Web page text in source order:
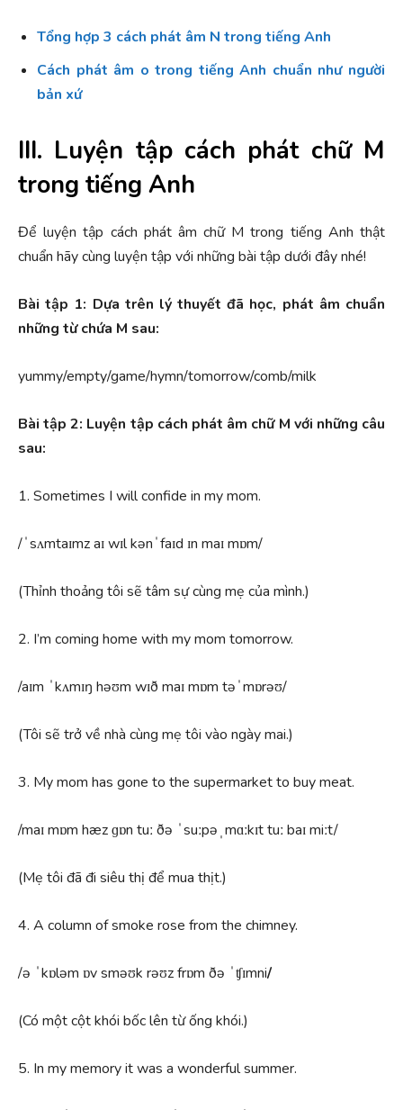
Tổng hợp 3 cách phát âm N trong tiếng Anh
Cách phát âm otrong tiếng Anh chuẩn như người
bản xứ
III. Luyện tập cách phát chữ M
trong tiếng Anh
Để luyện tập cách phát âm chữ M trong tiếng Anh thật
chuẩn hãy cùng luyện tập với những bài tập dưới đây nhé!
Bài tập 1: Dựa trên lý thuyết đã học, phát âm chuẩn
những từ chứa M sau:
yummy/empty/game/hymn/tomorrow/comb/milk
Bài tập 2: Luyện tập cách phát âm chữ M với những câu
sau:
1. Sometimes I will confide in my mom.
/ˈsʌmtaɪmz aɪ wɪl kənˈfaɪd ɪn maɪ mɒm/
(Thỉnh thoảng tôi sẽ tâm sự cùng mẹ của mình.)
2. I’m coming home with my mom tomorrow.
/aɪm ˈkʌmɪŋ həʊm wɪð maɪ mɒm təˈmɒrəʊ/
(Tôi sẽ trở về nhà cùng mẹ tôi vào ngày mai.)
3. My mom has gone to the supermarket to buy meat.
/maɪ mɒm hæz ɡɒn tuː ðə ˈsuːpəˌmɑːkɪt tuː baɪ miːt/
(Mẹ tôi đã đi siêu thị để mua thịt.)
4. A column of smoke rose from the chimney.
/ə ˈkɒləm ɒv sməʊk rəʊz frɒm ðə ˈʧɪmni/
(Có một cột khói bốc lên từ ống khói.)
5. In my memory it was a wonderful summer.